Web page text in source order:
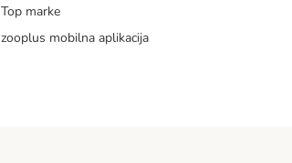
Top marke
zooplus mobilna aplikacija